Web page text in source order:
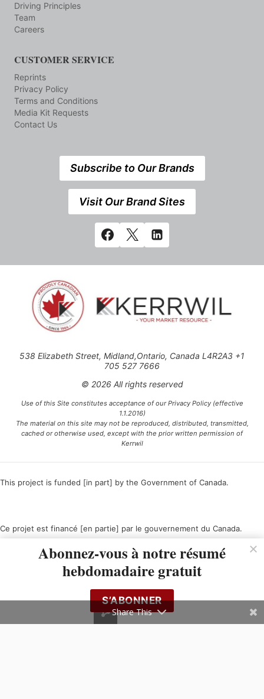
Driving Principles
Team
Careers
CUSTOMER SERVICE
Reprints
Privacy Policy
Terms and Conditions
Media Kit Requests
Contact Us
Subscribe to Our Brands
Visit Our Brand Sites
538 Elizabeth Street, Midland,Ontario, Canada L4R2A3 +1
705 527 7666
© 2026 All rights reserved
Use of this Site constitutes acceptance of our Privacy Policy (effective
1.1.2016)
The material on this site may not be reproduced, distributed, transmitted,
cached or otherwise used, except with the prior written permission of
Kerrwil
This project is funded [in part] by the Government of Canada.
Ce projet est financé [en partie] par le gouvernement du Canada.
Abonnez-vous à notre résumé
hebdomadaire gratuit
S’ABONNER
Share This